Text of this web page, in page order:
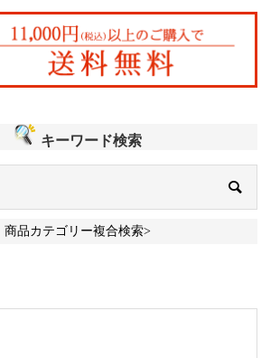
キーワード検索
商品カテゴリー複合検索>